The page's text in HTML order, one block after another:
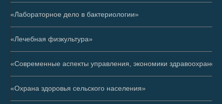
«Лабораторное дело в бактериологии»
«Лечебная физкультура»
«Современные аспекты управления, экономики
«Охрана здоровья сельского населения»